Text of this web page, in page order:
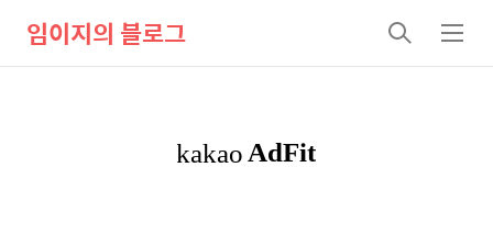
임이지의 블로그
검
색
메
뉴